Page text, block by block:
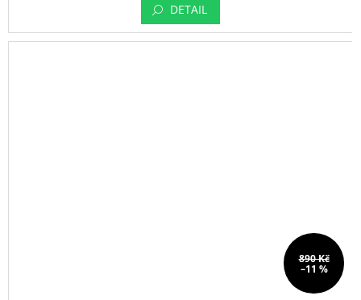
DETAIL
890 Kč
–11 %